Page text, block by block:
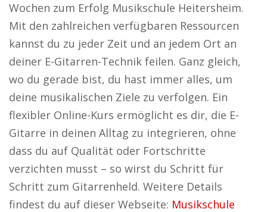
Wochen zum Erfolg Musikschule Heitersheim.
Mit den zahlreichen verfügbaren Ressourcen
kannst du zu jeder Zeit und an jedem Ort an
deiner E-Gitarren-Technik feilen. Ganz gleich,
wo du gerade bist, du hast immer alles, um
deine musikalischen Ziele zu verfolgen. Ein
flexibler Online-Kurs ermöglicht es dir, die E-
Gitarre in deinen Alltag zu integrieren, ohne
dass du auf Qualität oder Fortschritte
verzichten musst – so wirst du Schritt für
Schritt zum Gitarrenheld. Weitere Details
findest du auf dieser Webseite: Musikschule